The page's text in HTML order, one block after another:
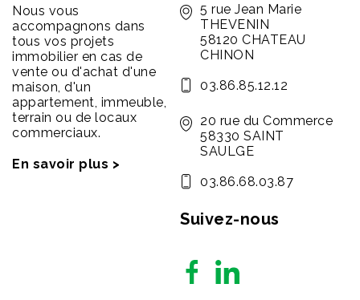
Nous vous
accompagnons dans
tous vos projets
immobilier en cas de
vente ou d'achat d'une
maison, d'un
appartement, immeuble,
terrain ou de locaux
commerciaux.
En savoir plus >
5 rue Jean Marie
THEVENIN
58120 CHATEAU
CHINON
03.86.85.12.12
20 rue du Commerce
58330 SAINT
SAULGE
03.86.68.03.87
Suivez-nous